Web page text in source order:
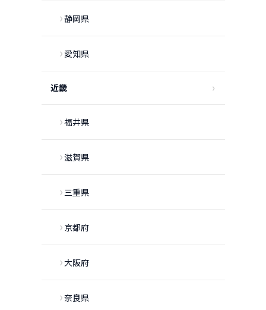
静岡県
愛知県
近畿
福井県
滋賀県
三重県
京都府
大阪府
奈良県